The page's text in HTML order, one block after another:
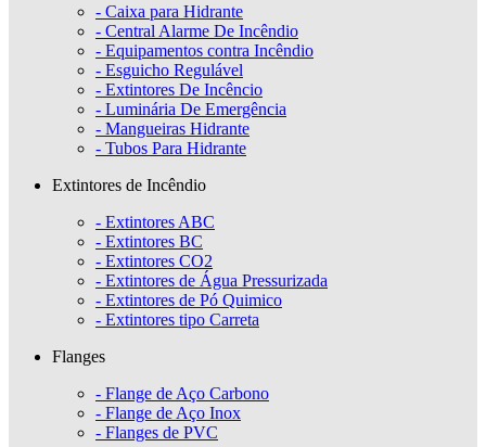
- Caixa para Hidrante
- Central Alarme De Incêndio
- Equipamentos contra Incêndio
- Esguicho Regulável
- Extintores De Incêncio
- Luminária De Emergência
- Mangueiras Hidrante
- Tubos Para Hidrante
Extintores de Incêndio
- Extintores ABC
- Extintores BC
- Extintores CO2
- Extintores de Água Pressurizada
- Extintores de Pó Quimico
- Extintores tipo Carreta
Flanges
- Flange de Aço Carbono
- Flange de Aço Inox
- Flanges de PVC